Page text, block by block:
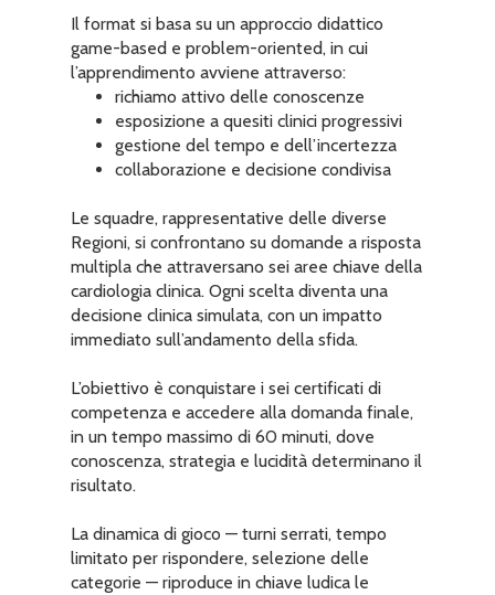
Il format si basa su un approccio didattico
game-based e problem-oriented, in cui
l’apprendimento avviene attraverso:
richiamo attivo delle conoscenze
esposizione a quesiti clinici progressivi
gestione del tempo e dell’incertezza
collaborazione e decisione condivisa
Le squadre, rappresentative delle diverse
Regioni, si confrontano su domande a risposta
multipla che attraversano sei aree chiave della
cardiologia clinica. Ogni scelta diventa una
decisione clinica simulata, con un impatto
immediato sull’andamento della sfida.
L’obiettivo è conquistare i sei certificati di
competenza e accedere alla domanda finale,
in un tempo massimo di 60 minuti, dove
conoscenza, strategia e lucidità determinano il
risultato.
La dinamica di gioco — turni serrati, tempo
limitato per rispondere, selezione delle
categorie — riproduce in chiave ludica le